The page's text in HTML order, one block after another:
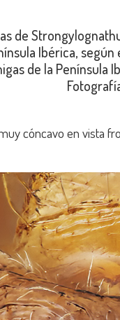
de
Ibérica, según
de la Península
en vista frontal